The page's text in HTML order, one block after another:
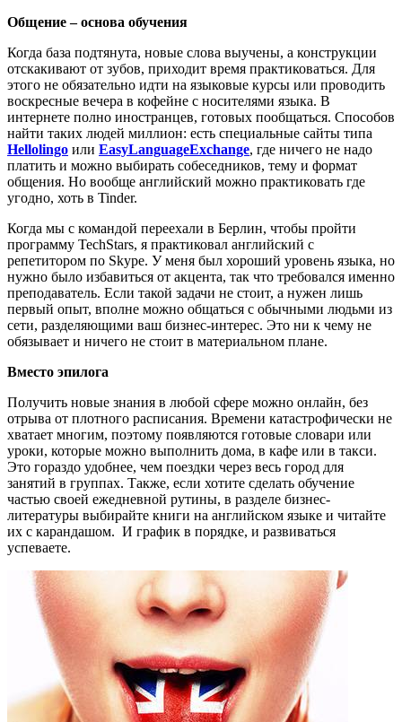
Общение – основа обучения
Когда база подтянута, новые слова выучены, а конструкции
отскакивают от зубов, приходит время практиковаться. Для
этого не обязательно идти на языковые курсы или проводить
воскресные вечера в кофейне с носителями языка. В
интернете полно иностранцев, готовых пообщаться. Способов
найти таких людей миллион: есть специальные сайты типа
Hellolingo или EasyLanguageExchange, где ничего не надо
платить и можно выбирать собеседников, тему и формат
общения. Но вообще английский можно практиковать где
угодно, хоть в Tinder.
Когда мы с командой переехали в Берлин, чтобы пройти
программу TechStars, я практиковал английский с
репетитором по Skype. У меня был хороший уровень языка, но
нужно было избавиться от акцента, так что требовался именно
преподаватель. Если такой задачи не стоит, а нужен лишь
первый опыт, вполне можно общаться с обычными людьми из
сети, разделяющими ваш бизнес-интерес. Это ни к чему не
обязывает и ничего не стоит в материальном плане.
Вместо эпилога
Получить новые знания в любой сфере можно онлайн, без
отрыва от плотного расписания. Времени катастрофически не
хватает многим, поэтому появляются готовые словари или
уроки, которые можно выполнить дома, в кафе или в такси.
Это гораздо удобнее, чем поездки через весь город для
занятий в группах. Также, если хотите сделать обучение
частью своей ежедневной рутины, в разделе бизнес-
литературы выбирайте книги на английском языке и читайте
их с карандашом. И график в порядке, и развиваться
успеваете.